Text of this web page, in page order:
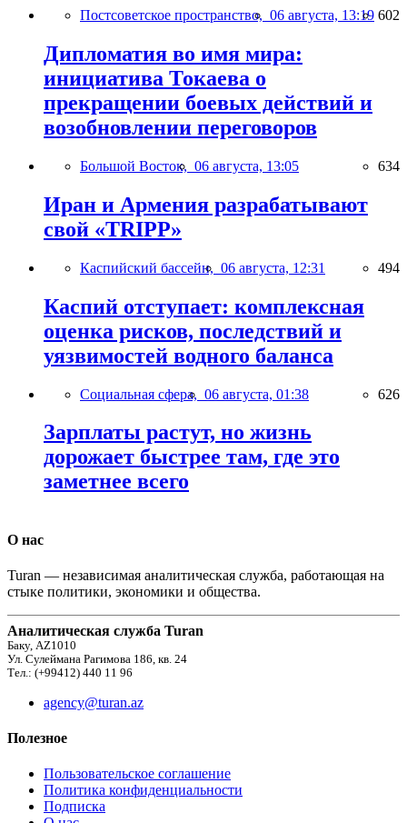
Постсоветское пространство, 06 августа, 13:19 602
Дипломатия во имя мира:
инициатива Токаева о
прекращении боевых действий и
возобновлении переговоров
Большой Восток, 06 августа, 13:05 634
Иран и Армения разрабатывают
свой «TRIPP»
Каспийский бассейн, 06 августа, 12:31 494
Каспий отступает: комплексная
оценка рисков, последствий и
уязвимостей водного баланса
Социальная сфера, 06 августа, 01:38 626
Зарплаты растут, но жизнь
дорожает быстрее там, где это
заметнее всего
О нас
Turan — независимая аналитическая служба, работающая на
стыке политики, экономики и общества.
Аналитическая служба Turan
Баку, AZ1010
Ул. Сулеймана Рагимова 186, кв. 24
Тел.: (+99412) 440 11 96
agency@turan.az
Полезное
Пользовательское соглашение
Политика конфиденциальности
Подписка